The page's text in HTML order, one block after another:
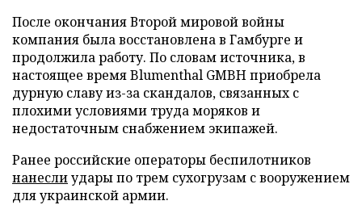
После окончания Второй мировой войны
компания была восстановлена в Гамбурге и
продолжила работу. По словам источника, в
настоящее время Blumenthal GMBH приобрела
дурную славу из-за скандалов, связанных с
плохими условиями труда моряков и
недостаточным снабжением экипажей.
Ранее российские операторы беспилотников
нанеслиудары по трем сухогрузам с вооружением
для украинской армии.